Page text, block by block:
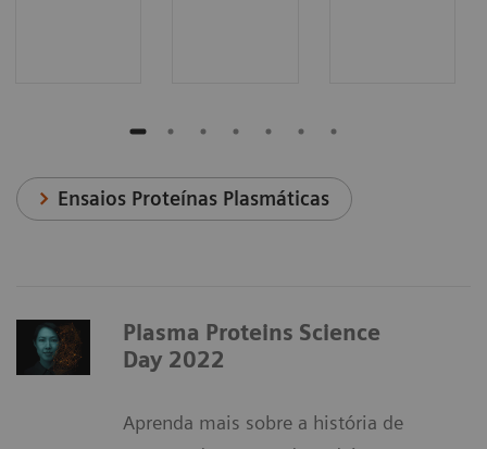
Ensaios Proteínas Plasmáticas
Plasma Proteins Science
Day 2022
Aprenda mais sobre a história de